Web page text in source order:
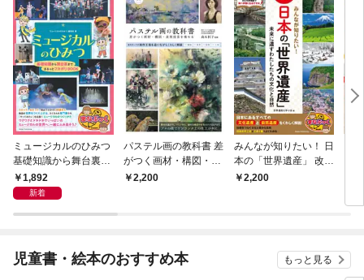
ミュージカルのひみつ
基礎知識から舞台裏ま
で まるっとフカボリB
OOK
1,892
新着
パステル画の教科書 差
がつく画材・構図・表
現技法を極める
2,200
みんなが知りたい！ 日
本の「世界遺産」 改訂
版 未来に遺すわたした
2,200
児童書・絵本のおすすめ本 もっと見る